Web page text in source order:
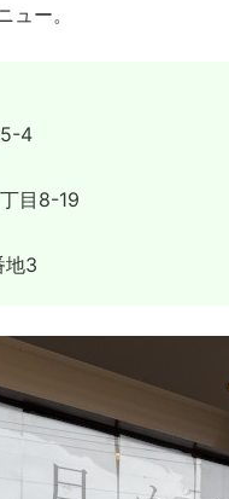
ー。
4
目8-19
地3